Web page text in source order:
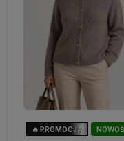
🔥 PROMOCJA